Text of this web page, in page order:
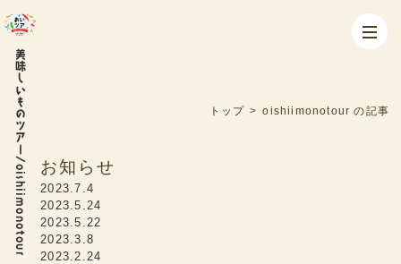
美味しいものツアー/oishiimonotour トップ >oishiimonotour の記事
お知らせ
2023.7.4
2023.5.24
2023.5.22
2023.3.8
2023.2.24